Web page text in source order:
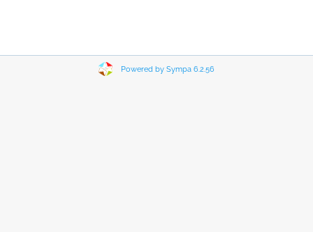
Powered by Sympa 6.2.56